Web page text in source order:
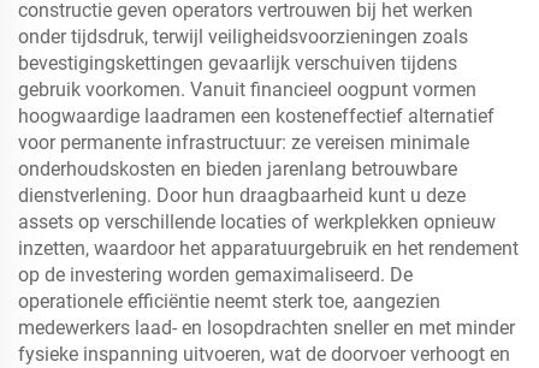
constructie geven operators vertrouwen bij het werken
onder tijdsdruk, terwijl veiligheidsvoorzieningen zoals
bevestigingskettingen gevaarlijk verschuiven tijdens
gebruik voorkomen. Vanuit financieel oogpunt vormen
hoogwaardige laadramen een kosteneffectief alternatief
voor permanente infrastructuur: ze vereisen minimale
onderhoudskosten en bieden jarenlang betrouwbare
dienstverlening. Door hun draagbaarheid kunt u deze
assets op verschillende locaties of werkplekken opnieuw
inzetten, waardoor het apparatuurgebruik en het rendement
op de investering worden gemaximaliseerd. De
operationele efficiëntie neemt sterk toe, aangezien
medewerkers laad- en losopdrachten sneller en met minder
fysieke inspanning uitvoeren, wat de doorvoer verhoogt en